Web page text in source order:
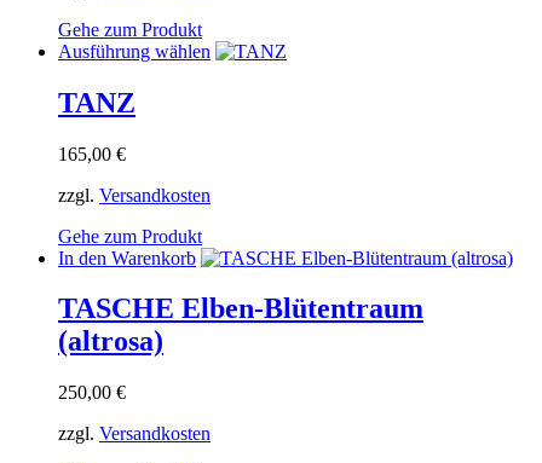
Gehe zum Produkt
Ausführung wählen Dieses
auf
der
gewählt
TANZ
165,00 €
zzgl. Versandkosten
Gehe zum Produkt
In den Warenkorb
TASCHE Elben-Blütentraum
(altrosa)
250,00 €
zzgl. Versandkosten